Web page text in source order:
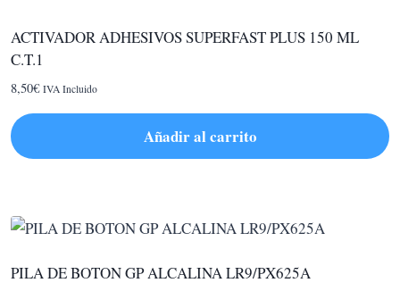
ACTIVADOR ADHESIVOS SUPERFAST PLUS 150 ML
C.T.1
8,50€ IVA Incluido
Añadir al carrito
PILA DE BOTON GP ALCALINA LR9/PX625A